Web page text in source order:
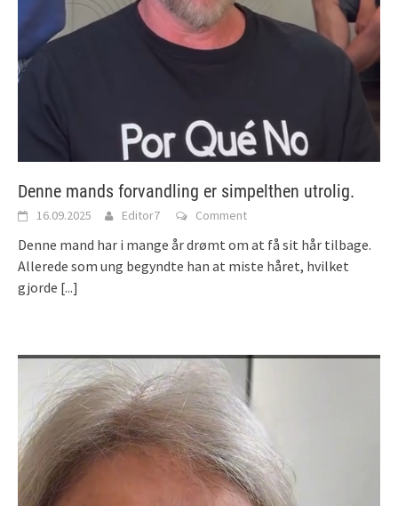
Denne mands forvandling er simpelthen utrolig.
16.09.2025 Editor7 Comment
Denne mand har i mange år drømt om at få sit hår tilbage.
Allerede som ung begyndte han at miste håret, hvilket
gjorde [...]